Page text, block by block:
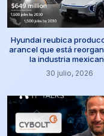
Hyundai reubica
arancel que está
la industria
30 julio, 2026